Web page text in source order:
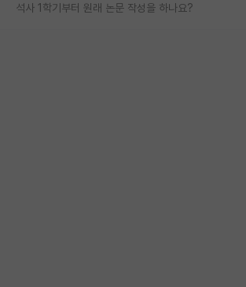
석사 1학기부터 원래 논문 작성을 하나요?